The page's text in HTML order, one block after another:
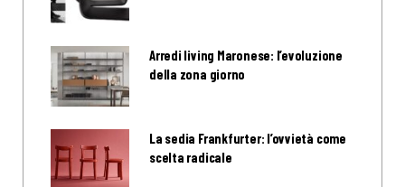
Arredi living Maronese: l’evoluzione
della zona giorno
La sedia Frankfurter: l’ovvietà come
scelta radicale